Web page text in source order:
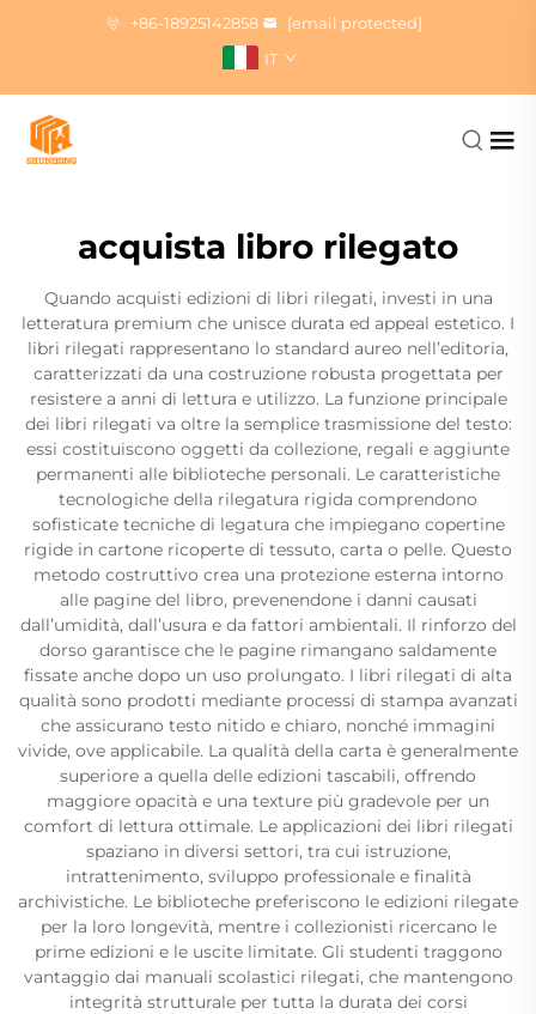
+86-18925142858
[email protected]
IT
acquista libro rilegato
Quando acquisti edizioni di libri rilegati, investi in una
letteratura premium che unisce durata ed appeal estetico. I
libri rilegati rappresentano lo standard aureo nell’editoria,
caratterizzati da una costruzione robusta progettata per
resistere a anni di lettura e utilizzo. La funzione principale
dei libri rilegati va oltre la semplice trasmissione del testo:
essi costituiscono oggetti da collezione, regali e aggiunte
permanenti alle biblioteche personali. Le caratteristiche
tecnologiche della rilegatura rigida comprendono
sofisticate tecniche di legatura che impiegano copertine
rigide in cartone ricoperte di tessuto, carta o pelle. Questo
metodo costruttivo crea una protezione esterna intorno
alle pagine del libro, prevenendone i danni causati
dall’umidità, dall’usura e da fattori ambientali. Il rinforzo del
dorso garantisce che le pagine rimangano saldamente
fissate anche dopo un uso prolungato. I libri rilegati di alta
qualità sono prodotti mediante processi di stampa avanzati
che assicurano testo nitido e chiaro, nonché immagini
vivide, ove applicabile. La qualità della carta è generalmente
superiore a quella delle edizioni tascabili, offrendo
maggiore opacità e una texture più gradevole per un
comfort di lettura ottimale. Le applicazioni dei libri rilegati
spaziano in diversi settori, tra cui istruzione,
intrattenimento, sviluppo professionale e finalità
archivistiche. Le biblioteche preferiscono le edizioni rilegate
per la loro longevità, mentre i collezionisti ricercano le
prime edizioni e le uscite limitate. Gli studenti traggono
vantaggio dai manuali scolastici rilegati, che mantengono
integrità strutturale per tutta la durata dei corsi